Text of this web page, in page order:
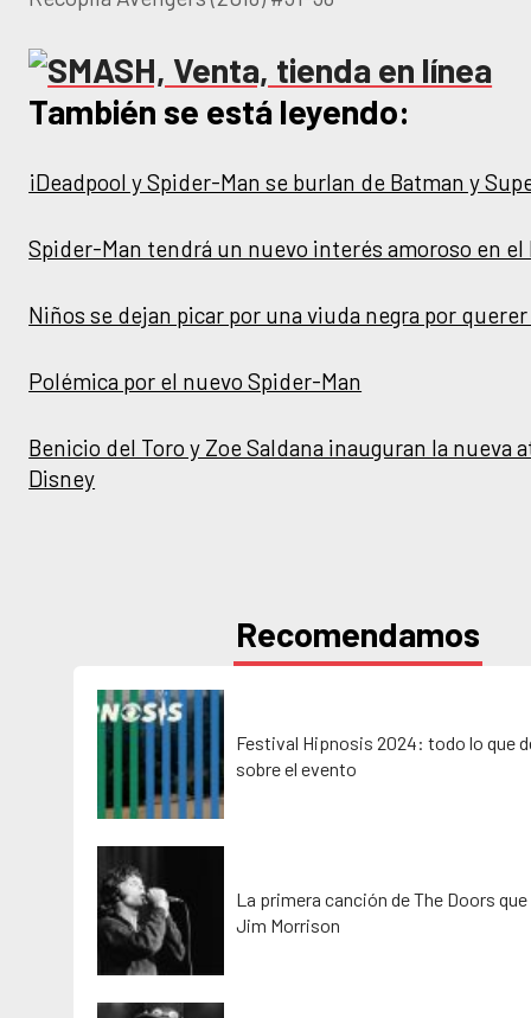
También se está leyendo:
¡Deadpool y Spider-Man se burlan de Batman y
Spider-Man tendrá un nuevo interés amoroso en el
Niños se dejan picar por una viuda negra por
Polémica por el nuevo Spider-Man
Benicio del Toro y Zoe Saldana inauguran la nueva
Disney
Recomendamos
Festival Hipnosis 2024: todo lo que
sobre el evento
La primera canción de The Doors
Jim Morrison